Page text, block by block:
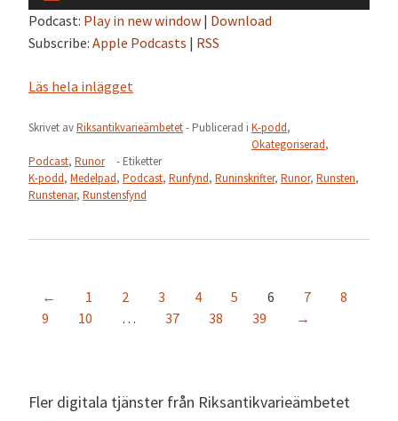
Podcast: Play in new window | Download
Subscribe: Apple Podcasts | RSS
Läs hela inlägget
Skrivet avRiksantikvarieämbetet- Publicerad i K-podd,
Okategoriserad,
Podcast, Runor
- Etiketter
K-podd, Medelpad, Podcast, Runfynd, Runinskrifter, Runor, Runsten,
Runstenar, Runstensfynd
← 1 2 3 4 5 6 7
8
9
10 … 37 38 39 →
Fler digitala tjänster från Riksantikvarieämbetet